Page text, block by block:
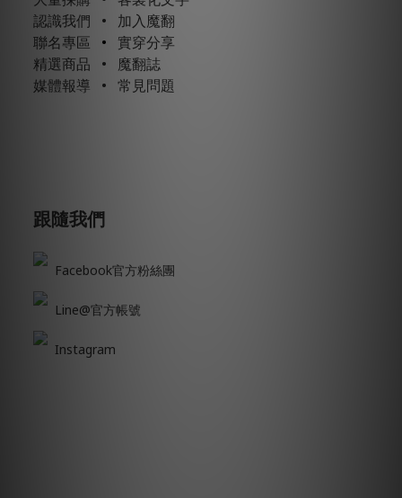
認識我們 •
加入魔翻
聯名專區 •
實穿分享
精選商品 •
魔翻誌
媒體報導
• 常見問題
跟隨我們
Facebook官方粉絲團
Line@官方帳號
Instagram